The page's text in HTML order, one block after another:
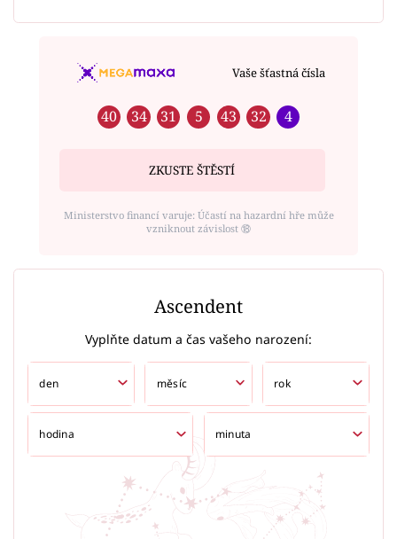
Vaše šťastná čísla
40 34 31 5 43 32 4
ZKUSTE ŠTĚSTÍ
Ministerstvo financí varuje: Účastí na hazardní hře může
vzniknout závislost ⑱
Ascendent
Vyplňte datum a čas vašeho narození: